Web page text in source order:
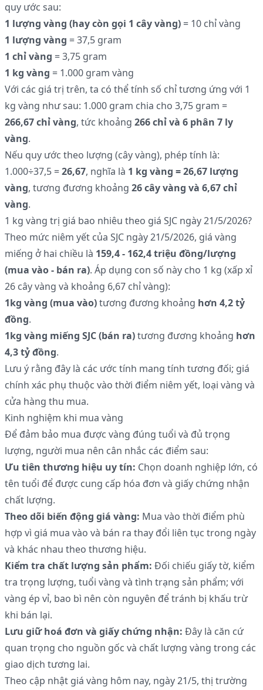
quy ước sau:
1 lượng vàng (hay còn gọi 1 cây vàng) = 10 chỉ vàng
1 lượng vàng = 37,5 gram
1 chỉ vàng = 3,75 gram
1 kg vàng = 1.000 gram vàng
Với các giá trị trên, ta có thể tính số chỉ tương ứng với 1
kg vàng như sau: 1.000 gram chia cho 3,75 gram =
266,67 chỉ vàng, tức khoảng 266 chỉ và 6 phân 7 ly
vàng.
Nếu quy ước theo lượng (cây vàng), phép tính là:
1.000÷37,5 =26,67, nghĩa là 1 kg vàng = 26,67 lượng
vàng, tương đương khoảng 26 cây vàng và 6,67 chỉ
vàng.
1 kg vàng trị giá bao nhiêu theo giá SJC ngày 21/5/2026?
Theo mức niêm yết của SJC ngày 21/5/2026, giá vàng
miếng ở hai chiều là 159,4 - 162,4 triệu đồng/lượng
(mua vào - bán ra). Áp dụng con số này cho 1 kg (xấp xỉ
26 cây vàng và khoảng 6,67 chỉ vàng):
1kg vàng (mua vào)tương đương khoảng hơn 4,2 tỷ
đồng.
1kg vàng miếng SJC (bán ra)tương đương khoảng hơn
4,3 tỷ đồng.
Lưu ý rằng đây là các ước tính mang tính tương đối; giá
chính xác phụ thuộc vào thời điểm niêm yết, loại vàng và
cửa hàng thu mua.
Kinh nghiệm khi mua vàng
Để đảm bảo mua được vàng đúng tuổi và đủ trọng
lượng, người mua nên cân nhắc các điểm sau:
Ưu tiên thương hiệu uy tín: Chọn doanh nghiệp lớn, có
tên tuổi để được cung cấp hóa đơn và giấy chứng nhận
chất lượng.
Theo dõi biến động giá vàng: Mua vào thời điểm phù
hợp vì giá mua vào và bán ra thay đổi liên tục trong ngày
và khác nhau theo thương hiệu.
Kiểm tra chất lượng sản phẩm: Đối chiếu giấy tờ, kiểm
tra trọng lượng, tuổi vàng và tình trạng sản phẩm; với
vàng ép vỉ, bao bì nên còn nguyên để tránh bị khấu trừ
khi bán lại.
Lưu giữ hoá đơn và giấy chứng nhận: Đây là căn cứ
quan trọng cho nguồn gốc và chất lượng vàng trong các
giao dịch tương lai.
Theo cập nhật giá vàng hôm nay, ngày 21/5, thị trường